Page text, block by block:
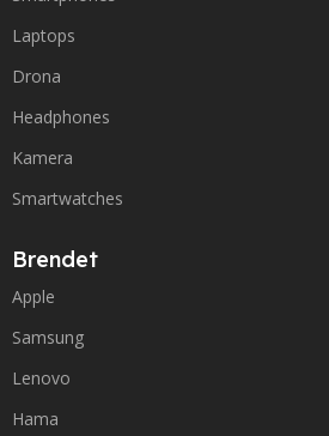
Laptops
Drona
Headphones
Kamera
Smartwatches
Brendet
Apple
Samsung
Lenovo
Hama